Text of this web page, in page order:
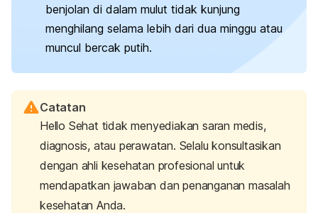
benjolan di dalam mulut tidak kunjung
menghilang selama lebih dari dua minggu atau
muncul bercak putih.
Catatan
Hello Sehat tidak menyediakan saran medis,
diagnosis, atau perawatan. Selalu konsultasikan
dengan ahli kesehatan profesional untuk
mendapatkan jawaban dan penanganan masalah
kesehatan Anda.